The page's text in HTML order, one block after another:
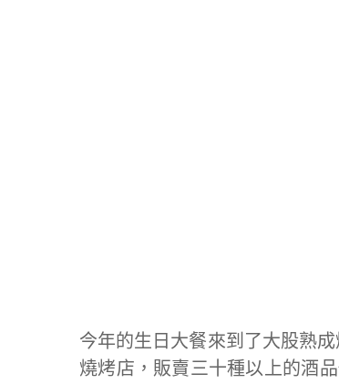
今年的生日大餐來到了大股熟
燒烤店，販賣三十種以上的酒